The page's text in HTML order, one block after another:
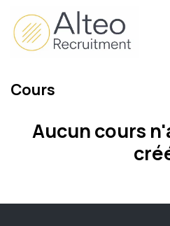
Se rendre au contenu
Cours
Aucun cours